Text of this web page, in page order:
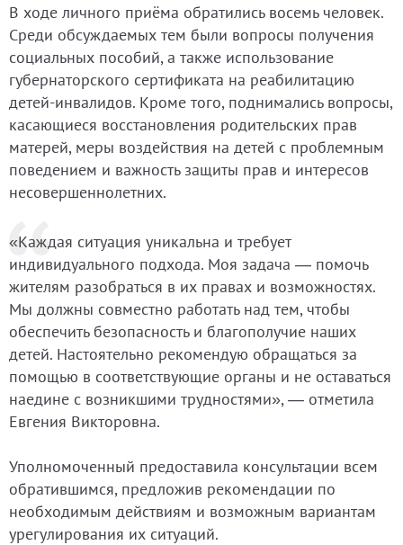
В ходе личного приёма обратились восемь человек.
Среди обсуждаемых тем были вопросы получения
социальных пособий, а также использование
губернаторского сертификата на реабилитацию
детей-инвалидов. Кроме того, поднимались вопросы,
касающиеся восстановления родительских прав
матерей, меры воздействия на детей с проблемным
поведением и важность защиты прав и интересов
несовершеннолетних.
«Каждая ситуация уникальна и требует
индивидуального подхода. Моя задача — помочь
жителям разобраться в их правах и возможностях.
Мы должны совместно работать над тем, чтобы
обеспечить безопасность и благополучие наших
детей. Настоятельно рекомендую обращаться за
помощью в соответствующие органы и не оставаться
наедине с возникшими трудностями», — отметила
Евгения Викторовна.
Уполномоченный предоставила консультации всем
обратившимся, предложив рекомендации по
необходимым действиям и возможным вариантам
урегулирования их ситуаций.